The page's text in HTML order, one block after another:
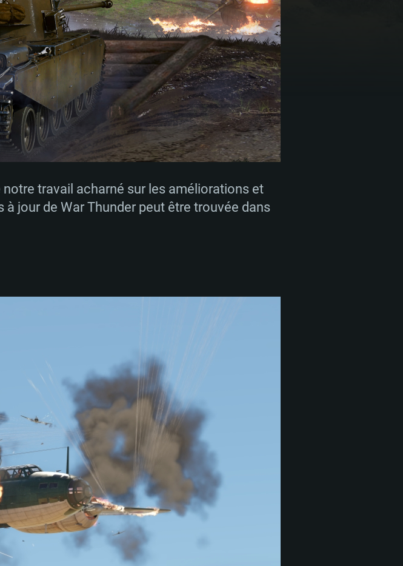
travail acharné sur les améliorations et
jour de War Thunder peut être trouvée dans